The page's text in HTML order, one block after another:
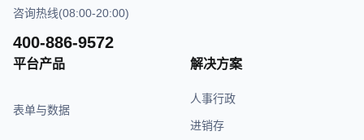
咨询热线(08:00-20:00)
400-886-9572
平台产品
表单与数据
解决方案
人事行政
进销存